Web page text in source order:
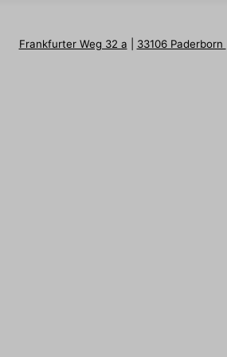
Frankfurter Weg 32 a 33106 Paderborn